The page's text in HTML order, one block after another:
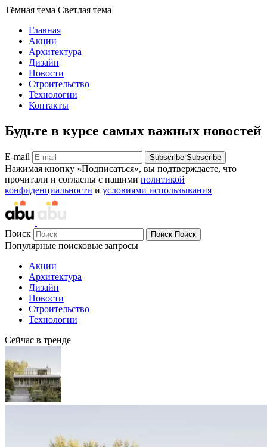
Тёмная тема Светлая тема
Главная
Акции
Архитектура
Дизайн
Новости
Строительство
Технологии
Контакты
Будьте в курсе самых важных новостей
E-mail Subscribe Subscribe
Нажимая кнопку «Подписаться», вы подтверждаете, что
прочитали и согласны с нашими политикой
конфиденциальности и условиями использывания
Поиск Поиск Поиск
Популярные поисковые запросы
Акции
Архитектура
Дизайн
Новости
Строительство
Технологии
Сейчас в тренде